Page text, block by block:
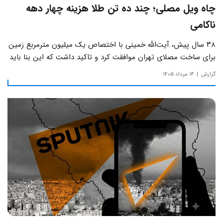
چاه ویل مصلی؛ چند ده تن طلا هزینه چهار دهه
ناکامی
۳۸ سال پیش، آیت‌الله خمینی با اختصاص یک میلیون مترمربع زمین
برای ساخت مصلای تهران موافقت کرد و تاکید داشت که این بنا باید
به دور از زرق‌وبرق و یادآور سادگی مساجد صدر اسلام باشد.
گزارش ۱۴ مرداد ۱۴۰۵